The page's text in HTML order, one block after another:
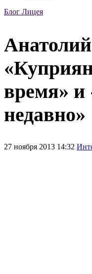
Блог Лицея
время» и
недавно»
27 ноября 2013 14:32